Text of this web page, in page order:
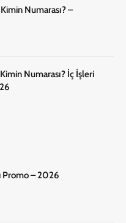
Numarası? –
Numarası? İç İşleri
Promo – 2026